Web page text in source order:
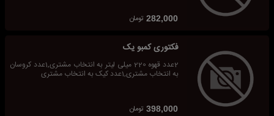
282,000 تومان
فکتوری کمبو یک
2عدد قهوه 220 میلی لیتر به انتخاب مشتری,1عدد کروسان
به انتخاب مشتری,1عدد کیک به انتخاب مشتری
398,000 تومان